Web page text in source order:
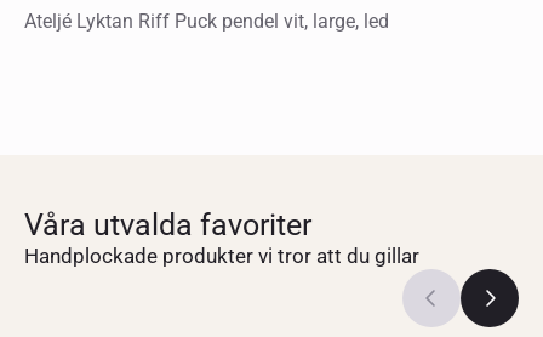
Ateljé Lyktan Riff Puck pendel vit, large, led
Våra utvalda favoriter
Handplockade produkter vi tror att du gillar